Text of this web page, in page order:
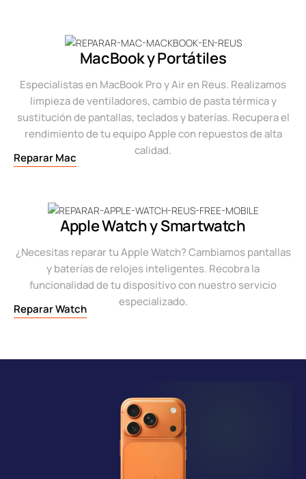
MacBook y Portátiles
Especialistas en MacBook Pro y Air en Reus. Realizamos
limpieza de ventiladores, cambio de pasta térmica y
sustitución de pantallas, teclados y baterías. Recupera el
rendimiento de tu equipo Apple con repuestos de alta
calidad.
Reparar Mac
Apple Watch y Smartwatch
¿Necesitas reparar tu Apple Watch? Cambiamos pantallas
y baterías de relojes inteligentes. Recobra la
funcionalidad de tu dispositivo con nuestro servicio
especializado.
Reparar Watch